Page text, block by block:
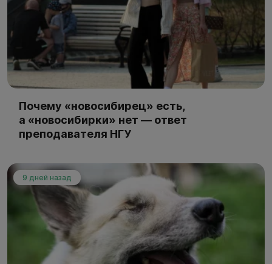
Почему «новосибирец» есть,
а «новосибирки» нет — ответ
преподавателя НГУ
9 дней назад